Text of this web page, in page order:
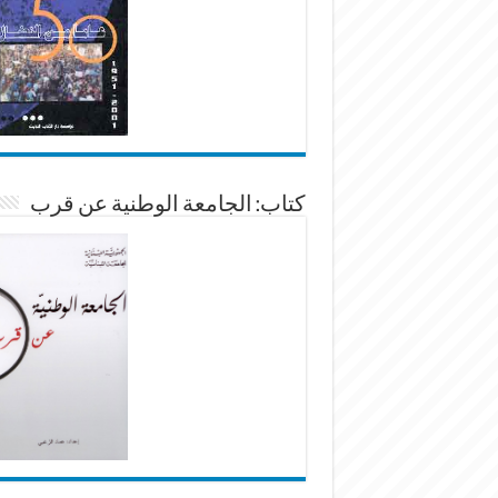
كتاب: الجامعة الوطنية عن قرب